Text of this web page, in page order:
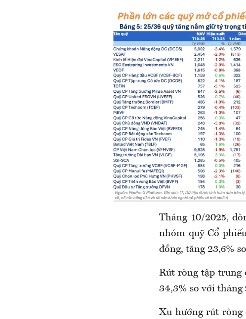
Tháng 10/2025,
nhóm quỹ Cổ
đồng, tăng 23,6%
Rút ròng tập trung
34,3% so với
Xu hướng rút ròng